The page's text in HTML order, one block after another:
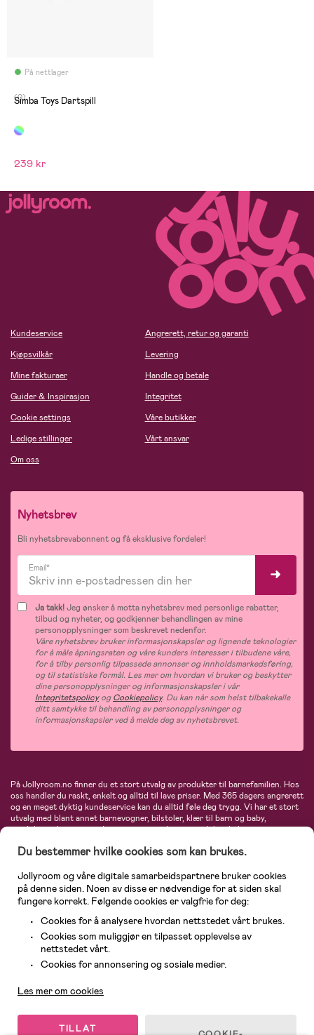
På nettlager
(0)
Simba Toys Dartspill
239 kr
Kundeservice
Kjøpsvilkår
Mine fakturaer
Guider & Inspirasjon
Cookie settings
Ledige stillinger
Om oss
Angrerett, retur og garanti
Levering
Handle og betale
Integritet
Våre butikker
Vårt ansvar
Nyhetsbrev
Bli nyhetsbrevabonnent og få eksklusive fordeler!
Email*
Ja takk!Jeg ønsker å motta nyhetsbrev med personlige rabatter,
tilbud og nyheter, og godkjenner behandlingen av mine
personopplysninger som beskrevet nedenfor.
Våre nyhetsbrev bruker informasjonskapsler og lignende teknologier
for å måle åpningsraten og våre kunders interesser i tilbudene våre,
for å tilby personlig tilpassede annonser og innholdsmarkedsføring,
og til statistiske formål. Les mer om hvordan vi bruker og beskytter
dine personopplysninger og informasjonskapsler i vår
IntegritetspolicyogCookiepolicy. Du kan når som helst tilbakekalle
ditt samtykke til behandling av personopplysninger og
informasjonskapsler ved å melde deg av nyhetsbrevet.
På Jollyroom.no finner du et stort utvalg av produkter til barnefamilien. Hos
oss handler du raskt, enkelt og alltid til lave priser. Med 365 dagers angrerett
og en meget dyktig kundeservice kan du alltid føle deg trygg. Vi har et stort
utvalg med blant annet barnevogner, bilstoler, klær til barn og baby,
produkter til mor, mengder av inspirerende interiør, leker, babyustyr og mye
Maxi-Cosi, Baby Jogger, BabyBjörn, Didriksons, KidKraft, Ergobaby, Philips
største nettbutikk for barn og baby!
Du bestemmer hvilke cookies som kan brukes.
Jollyroom og våre digitale samarbeidspartnere bruker cookies
på denne siden. Noen av disse er nødvendige for at siden skal
fungere korrekt. Følgende cookies er valgfrie for deg:
Cookies for å analysere hvordan nettstedet vårt brukes.
Cookies som muliggjør en tilpasset opplevelse av
nettstedet vårt.
Cookies for annonsering og sosiale medier.
Les mer om cookies
TILLAT